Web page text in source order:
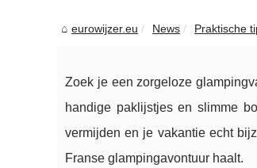
eurowijzer.eu News Praktische
Zoek je een zorgeloze
handige paklijstjes en slimme
vermijden en je vakantie echt
Franse glampingavontuur haalt.